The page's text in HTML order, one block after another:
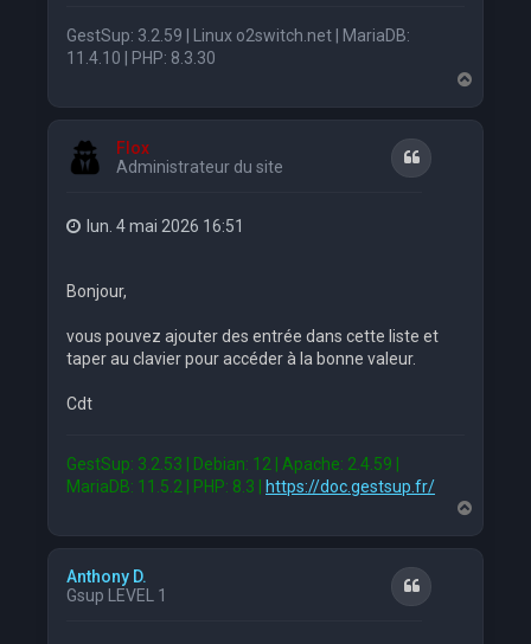
GestSup: 3.2.59 | Linux o2switch.net | MariaDB:
11.4.10 | PHP: 8.3.30
a
Flox
Administrateur du site
Citation
lun. 4 mai 2026 16:51
Bonjour,
vous pouvez ajouter des entrée dans cette liste et
taper au clavier pour accéder à la bonne valeur.
Cdt
GestSup: 3.2.53 | Debian: 12 | Apache: 2.4.59 |
MariaDB: 11.5.2 | PHP: 8.3 |
https://doc.gestsup.fr/
a
u
Anthony D.
Gsup LEVEL 1
Citation